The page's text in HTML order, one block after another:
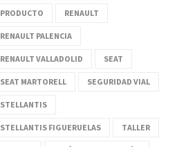
PRODUCTO RENAULT
RENAULT PALENCIA
RENAULT VALLADOLID SEAT
SEAT MARTORELL SEGURIDAD VIAL
STELLANTIS
STELLANTIS FIGUERUELAS TALLER